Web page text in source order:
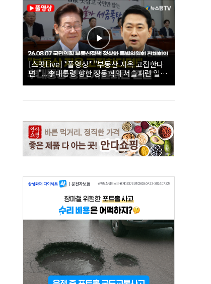
[스팟Live] *풀영상* "부동산 지옥 고집한다
면!"...李대통령 향한 장동혁의 서슬퍼런 일갈
| 26.08.07 국민의힘 부동산정책 정상화 특별